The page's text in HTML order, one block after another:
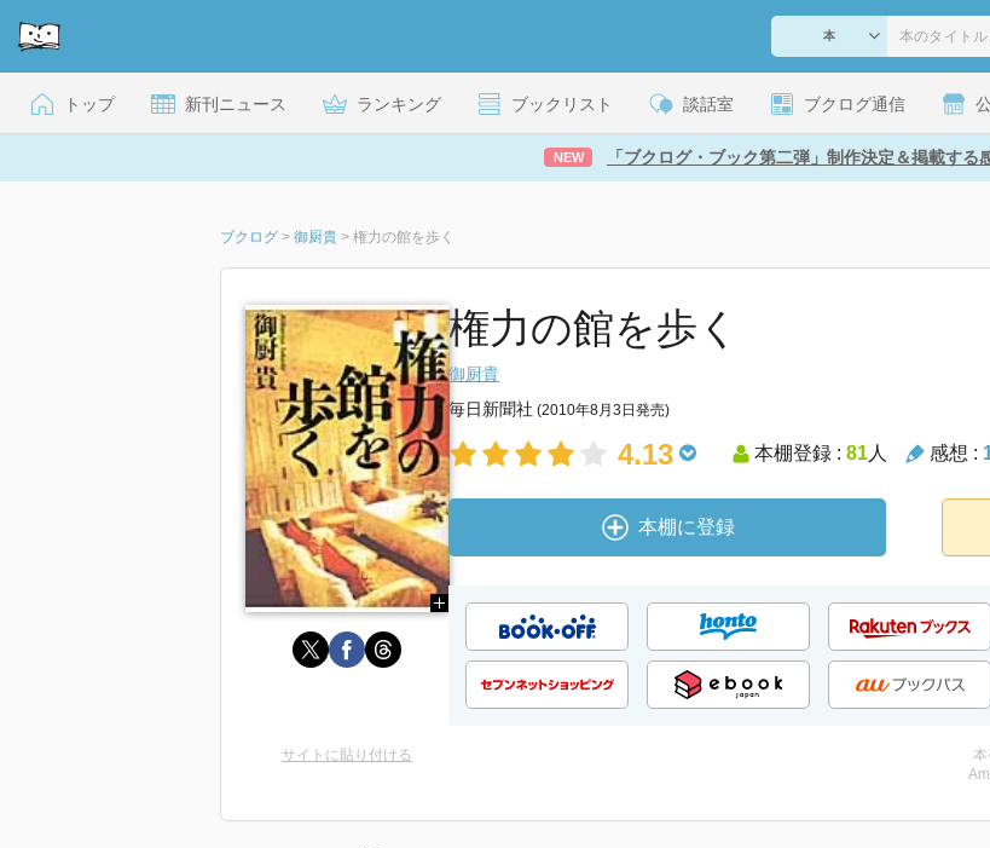
トップ 新刊ニュース ランキング ブックリスト 談話室 ブクログ通信
NEW 「ブクログ・ブック第二弾」制作決定＆掲載する
ブクログ > 御厨貴 > 権力の館を歩く
権力の館を歩く
御厨貴
毎日新聞社 (2010年8月3日発売)
4.13 本棚登録 : 81人 感想 :
本棚に登録
サイトに貼り付ける